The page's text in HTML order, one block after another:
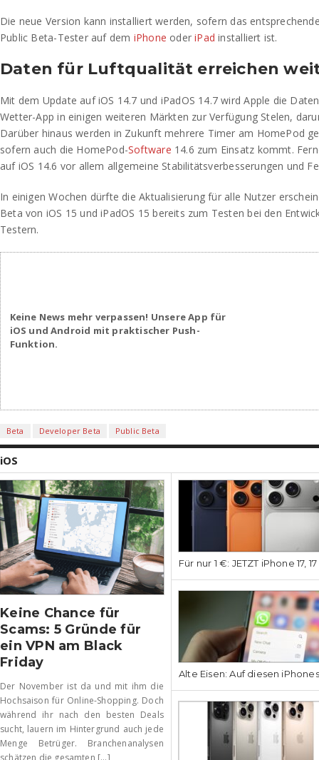
Die neue Version kann installiert werden, sofern das
Public Beta-Tester auf dem iPhone oderiPad installiert ist.
Daten für Luftqualität erreichen
Mit dem Update auf iOS 14.7 und iPadOS 14.7 wird Apple die
Wetter-App in einigen weiteren Märkten zur Verfügung Stelen,
Darüber hinaus werden in Zukunft mehrere Timer am HomePod
sofern auch die HomePod-Software 14.6 zum Einsatz kommt.
auf iOS 14.6 vor allem allgemeine Stabilitätsverbesserungen und
In einigen Wochen dürfte die Aktualisierung für alle Nutzer
Beta von iOS 15 und iPadOS 15 bereits zum Testen bei den
Testern.
Keine News mehr verpassen! Unsere App für
iOS und Android mit praktischer Push-
Funktion.
Beta Developer Beta Public Beta
iOS
Keine Chance für
Scams: 5 Gründe für
ein VPN am Black
Friday
Der November ist da und mit ihm die
Hochsaison für Online-Shopping. Doch
während ihr nach den besten Deals
sucht, lauern im Hintergrund auch jede
Menge Betrüger. Branchenanalysen
schätzen die gesamten [...]
Für nur 1 €: JETZT iPhone 17,
Alte Eisen: Auf diesen